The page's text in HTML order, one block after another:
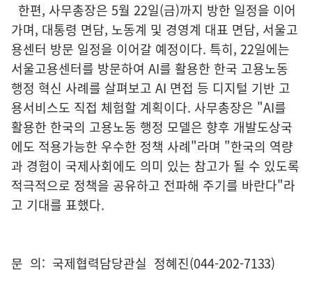
한편, 사무총장은 5월 22일(금)까지 방한 일정을 이어
가며, 대통령 면담, 노동계 및 경영계 대표 면담, 서울고
용센터 방문 일정을 이어갈 예정이다. 특히, 22일에는
서울고용센터를 방문하여 AI를 활용한 한국 고용노동
행정 혁신 사례를 살펴보고 AI 면접 등 디지털 기반 고
용서비스도 직접 체험할 계획이다. 사무총장은 "AI를
활용한 한국의 고용노동 행정 모델은 향후 개발도상국
에도 적용가능한 우수한 정책 사례"라며 "한국의 역량
과 경험이 국제사회에도 의미 있는 참고가 될 수 있도록
적극적으로 정책을 공유하고 전파해 주기를 바란다"라
고 기대를 표했다.
문 의: 국제협력담당관실 정혜진(044-202-7133)